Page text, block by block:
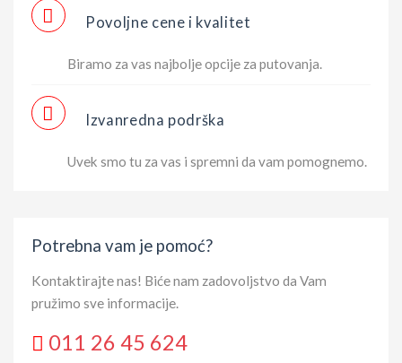
Povoljne cene i kvalitet
Biramo za vas najbolje opcije za putovanja.
Izvanredna podrška
Uvek smo tu za vas i spremni da vam pomognemo.
Potrebna vam je pomoć?
Kontaktirajte nas! Biće nam zadovoljstvo da Vam
pružimo sve informacije.
011 26 45 624